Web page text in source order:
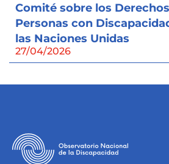
Comité sobre los
Personas con
las Naciones Unidas
27/04/2026